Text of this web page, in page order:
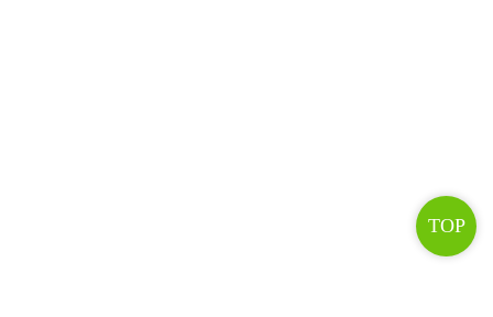
TOP